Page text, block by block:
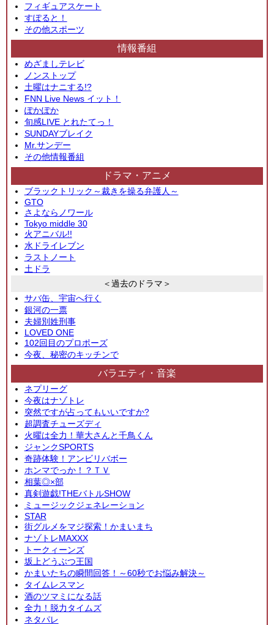
フィギュアスケート
すぽると！
その他スポーツ
情報番組
めざましテレビ
ノンストップ
土曜はナニする!?
FNN Live News イット！
ぽかぽか
旬感LIVE とれたてっ！
SUNDAYブレイク
Mr.サンデー
その他情報番組
ドラマ・アニメ
ブラックトリック～裁きを操る弁護人～
GTO
さよならノワール
Tokyo middle 30
火アニバル!!
水ドライレブン
ラストノート
土ドラ
＜過去のドラマ＞
サバ缶、宇宙へ行く
銀河の一票
夫婦別姓刑事
LOVED ONE
102回目のプロポーズ
今夜、秘密のキッチンで
バラエティ・音楽
ネプリーグ
今夜はナゾトレ
突然ですが占ってもいいですか?
超調査チューズディ
火曜は全力！華大さんと千鳥くん
ジャンクSPORTS
奇跡体験！アンビリバボー
ホンマでっか！？ＴＶ
相葉◎×部
真剣遊戯!THEバトルSHOW
ミュージックジェネレーション
STAR
街グルメをマジ探索！かまいまち
ナゾトレMAXXX
トークィーンズ
坂上どうぶつ王国
かまいたちの瞬間回答！～60秒でお悩み解決～
タイムレスマン
酒のツマミになる話
全力！脱力タイムズ
ネタパレ